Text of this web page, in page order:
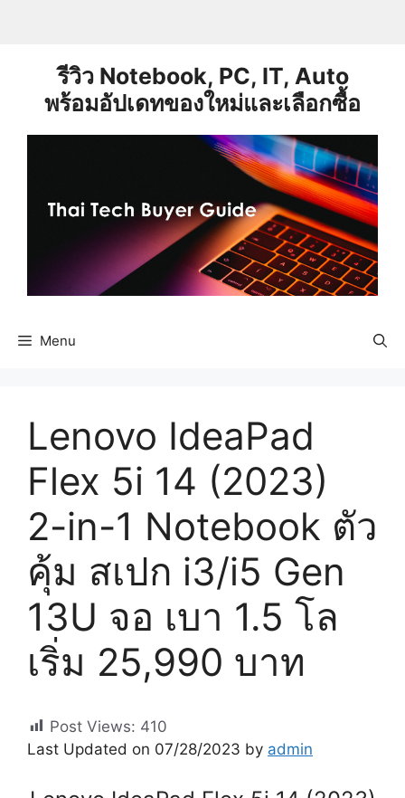
รีวิว Notebook, PC, IT, Auto
พร้อมอัปเดทของใหม่และเลือกซื้อ
Menu
Lenovo IdeaPad
Flex 5i 14 (2023)
2-in-1 Notebook ตัว
คุ้ม สเปก i3/i5 Gen
13U จอ เบา 1.5 โล
เริ่ม 25,990 บาท
Post Views: 410
Last Updated on 07/28/2023 by admin